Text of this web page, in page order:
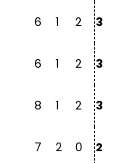
6 1 2 3
6 1 2 3
8 1 2 3
7 2 0 2